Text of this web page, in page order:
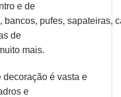
e de
, bancos, pufes, sapateiras,
de
mais.
decoração é vasta e
e